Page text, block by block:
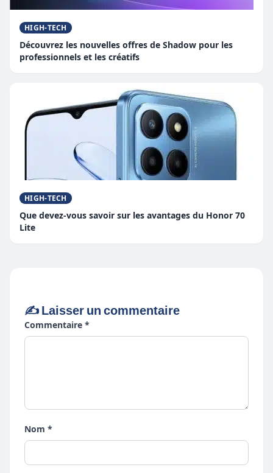
HIGH-TECH
Découvrez les nouvelles offres de Shadow pour les
professionnels et les créatifs
HIGH-TECH
Que devez-vous savoir sur les avantages du Honor 70
Lite
✍️ Laisser un commentaire
Commentaire *
Nom *